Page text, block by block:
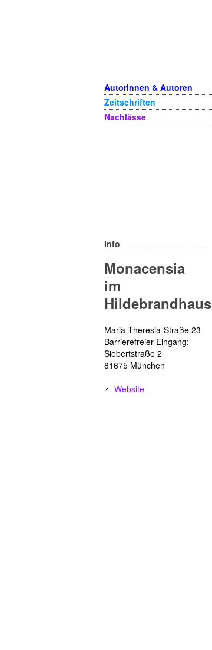
Autorinnen & Autoren
Zeitschriften
Nachlässe
Info
Monacensia
im
Hildebrandhaus
Maria-Theresia-Straße 23
Barrierefreier Eingang:
Siebertstraße 2
81675 München
Website